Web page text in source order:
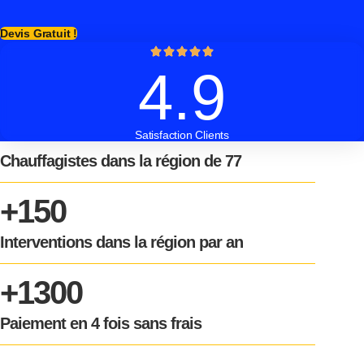
Devis Gratuit !
4.9
Satisfaction Clients
Chauffagistes dans la région de 77
+150
Interventions dans la région par an
+1300
Paiement en 4 fois sans frais